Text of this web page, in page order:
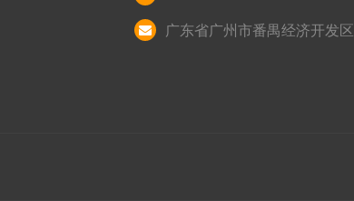
广东省广州市番禺经济开发区